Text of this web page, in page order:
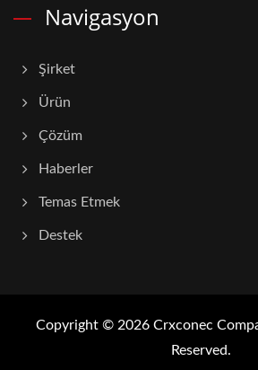
Navigasyon
Şirket
Ürün
Çözüm
Haberler
Temas Etmek
Destek
Copyright © 2026 Crxconec
Reserved.